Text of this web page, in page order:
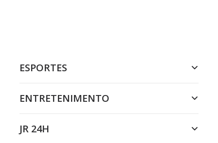
ESPORTES
ENTRETENIMENTO
JR 24H